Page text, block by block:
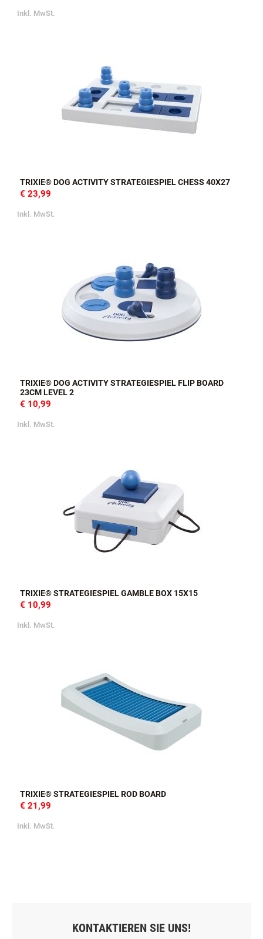
Inkl. MwSt.
TRIXIE® DOG ACTIVITY STRATEGIESPIEL CHESS 40X27
€ 23,99
Inkl. MwSt.
TRIXIE® DOG ACTIVITY STRATEGIESPIEL FLIP BOARD
23CM LEVEL 2
€ 10,99
Inkl. MwSt.
TRIXIE® STRATEGIESPIEL GAMBLE BOX 15X15
€ 10,99
Inkl. MwSt.
TRIXIE® STRATEGIESPIEL ROD BOARD
€ 21,99
Inkl. MwSt.
KONTAKTIEREN SIE UNS!